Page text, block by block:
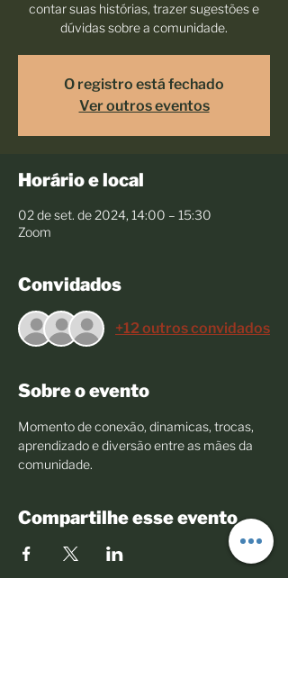
contar suas histórias, trazer sugestões e
dúvidas sobre a comunidade.
O registro está fechado
Ver outros eventos
Horário e local
02 de set. de 2024, 14:00 – 15:30
Zoom
Convidados
+12 outros convidados
Sobre o evento
Momento de conexão, dinamicas, trocas,
aprendizado e diversão entre as mães da
comunidade.
Compartilhe esse evento